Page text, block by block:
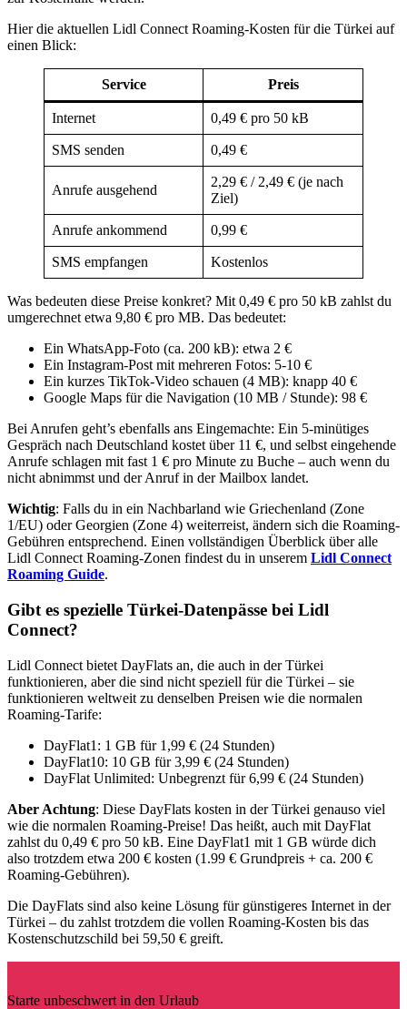
Hier die aktuellen Lidl Connect Roaming-Kosten für die Türkei auf
einen Blick:
Service Preis
Internet 0,49 € pro 50 kB
SMS senden 0,49 €
Anrufe ausgehend
2,29 € / 2,49 € (je nach
Ziel)
Anrufe ankommend 0,99 €
SMS empfangen Kostenlos
Was bedeuten diese Preise konkret? Mit 0,49 € pro 50 kB zahlst du
umgerechnet etwa 9,80 € pro MB. Das bedeutet:
Ein WhatsApp-Foto (ca. 200 kB): etwa 2 €
Ein Instagram-Post mit mehreren Fotos: 5-10 €
Ein kurzes TikTok-Video schauen (4 MB): knapp 40 €
Google Maps für die Navigation (10 MB / Stunde): 98 €
Bei Anrufen geht’s ebenfalls ans Eingemachte: Ein 5-minütiges
Gespräch nach Deutschland kostet über 11 €, und selbst eingehende
Anrufe schlagen mit fast 1 € pro Minute zu Buche – auch wenn du
nicht abnimmst und der Anruf in der Mailbox landet.
Wichtig: Falls du in ein Nachbarland wie Griechenland (Zone
1/EU) oder Georgien (Zone 4) weiterreist, ändern sich die Roaming-
Gebühren entsprechend. Einen vollständigen Überblick über alle
Lidl Connect Roaming-Zonen findest du in unserem Lidl Connect
Roaming Guide.
Gibt es spezielle Türkei-Datenpässe bei Lidl
Connect?
Lidl Connect bietet DayFlats an, die auch in der Türkei
funktionieren, aber die sind nicht speziell für die Türkei – sie
funktionieren weltweit zu denselben Preisen wie die normalen
Roaming-Tarife:
DayFlat1: 1 GB für 1,99 € (24 Stunden)
DayFlat10: 10 GB für 3,99 € (24 Stunden)
DayFlat Unlimited: Unbegrenzt für 6,99 € (24 Stunden)
Aber Achtung: Diese DayFlats kosten in der Türkei genauso viel
wie die normalen Roaming-Preise! Das heißt, auch mit DayFlat
zahlst du 0,49 € pro 50 kB. Eine DayFlat1 mit 1 GB würde dich
also trotzdem etwa 200 € kosten (1.99 € Grundpreis + ca. 200 €
Roaming-Gebühren).
Die DayFlats sind also keine Lösung für günstigeres Internet in der
Türkei – du zahlst trotzdem die vollen Roaming-Kosten bis das
Kostenschutzschild bei 59,50 € greift.
Starte unbeschwert in den Urlaub